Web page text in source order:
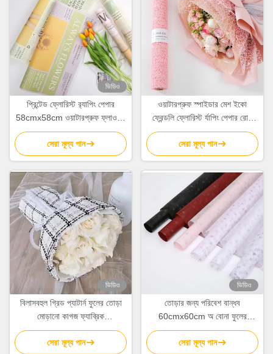
ভিডিও
প্রিন্টেড ফ্লোরিস্ট র‌্যাপিং পেপার
58cmx58cm ওয়াটারপ্রুফ ফ্লাওয়ার
র‌্যাপিং পেপার 80gsm
সেরা মূল্য পান
ওয়াটারপ্রুফ স্পাইডার মেশ ইকো
ফ্রেন্ডলি ফ্লোরিস্ট র্যাপিং পেপার রোল
50cm*5Y
সেরা মূল্য পান
ভিডিও
বিলাসবহুল গ্রিড প্যাটার্ন ফুলের তোড়া
মোড়ানো কাগজ ফ্যাব্রিক
150cmx50cm ফ্লোরিস্ট প্যাকিং
ফ্যাব্রিক
সেরা মূল্য পান
ভিডিও
তোড়ার জন্য পরিবেশ বান্ধব
60cmx60cm অ বোনা ফুলের
মোড়ানো কাগজের শীট
সেরা মূল্য পান